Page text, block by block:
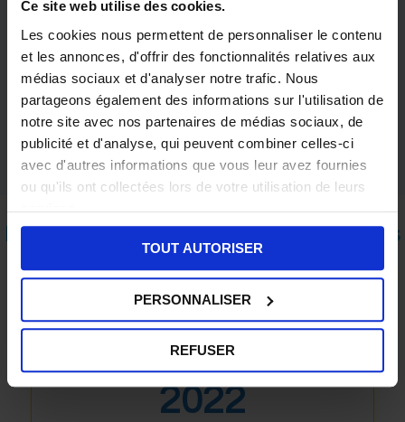
Ce site web utilise des cookies.
Les cookies nous permettent de personnaliser le contenu
et les annonces, d'offrir des fonctionnalités relatives aux
médias sociaux et d'analyser notre trafic. Nous
partageons également des informations sur l'utilisation de
notre site avec nos partenaires de médias sociaux, de
publicité et d'analyse, qui peuvent combiner celles-ci
avec d'autres informations que vous leur avez fournies
ou qu'ils ont collectées lors de votre utilisation de leurs
services.
TOUT AUTORISER
PERSONNALISER
REFUSER
Une parfaite maîtrise des fonctionnalités
avancées des logiciels Paie et RH Nibelis par
nos spécialistes et des formations agréées,
éligibles auprès de votre OPCO
Le centre de formation RH Nibelis
en 3 chiffres clés
2022